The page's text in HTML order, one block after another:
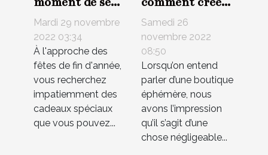
procurer des
bijoux à petit
prix
Mardi 29 novembre
2022 03:34
À l'approche des
fêtes de fin d'année,
vous recherchez
impatiemment des
cadeaux spéciaux
que vous pouvez...
une boutique
éphémère ?
Samedi 26
novembre 2022
08:50
Lorsqu’on entend
parler d’une boutique
éphémère, nous
avons l’impression
qu’il s’agit d’une
chose négligeable...